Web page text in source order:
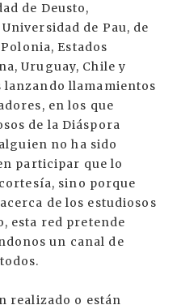
de Deusto,
de Pau, de
Estados
Uruguay, Chile y
lanzando llamamientos
en los que
de la Diáspora
no ha sido
participar que lo
sino porque
de los estudiosos
esta red pretende
un canal de
realizado o están